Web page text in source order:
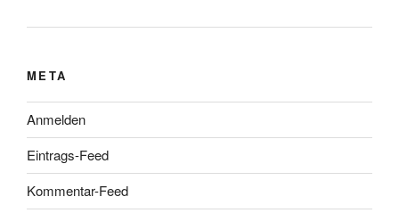
META
Anmelden
Eintrags-Feed
Kommentar-Feed